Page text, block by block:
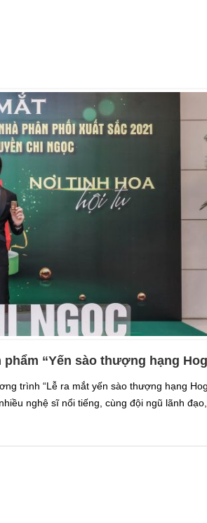
“Yến sào thượng hạng
trình “Lễ ra mắt yến sào thượng hạng
nghệ sĩ nổi tiếng, cùng đội ngũ lãnh